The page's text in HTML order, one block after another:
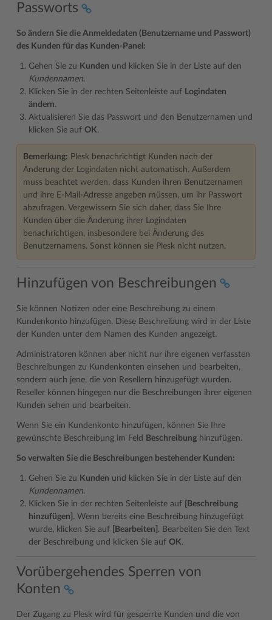
Passworts
So ändern Sie die Anmeldedaten (Benutzername und Passwort)
des Kunden für das Kunden-Panel:
Gehen Sie zu Kunden und klicken Sie in der Liste auf den
Kundennamen.
Klicken Sie in der rechten Seitenleiste auf Logindaten
ändern.
Aktualisieren Sie das Passwort und den Benutzernamen und
klicken Sie auf OK.
Bemerkung: Plesk benachrichtigt Kunden nach der
Änderung der Logindaten nicht automatisch. Außerdem
muss beachtet werden, dass Kunden ihren Benutzernamen
und ihre E-Mail-Adresse angeben müssen, um ihr Passwort
abzufragen. Vergewissern Sie sich daher, dass Sie Ihre
Kunden über die Änderung ihrer Logindaten
benachrichtigen, insbesondere bei Änderung des
Benutzernamens. Sonst können sie Plesk nicht nutzen.
Hinzufügen von Beschreibungen
Sie können Notizen oder eine Beschreibung zu einem
Kundenkonto hinzufügen. Diese Beschreibung wird in der Liste
der Kunden unter dem Namen des Kunden angezeigt.
Administratoren können aber nicht nur ihre eigenen verfassten
Beschreibungen zu Kundenkonten einsehen und bearbeiten,
sondern auch jene, die von Resellern hinzugefügt wurden.
Reseller können hingegen nur die Beschreibungen ihrer eigenen
Kunden sehen und bearbeiten.
Wenn Sie ein Kundenkonto hinzufügen, können Sie Ihre
gewünschte Beschreibung im Feld
Beschreibung hinzufügen.
So verwalten Sie die Beschreibungen bestehender Kunden:
Gehen Sie zu Kunden und klicken Sie in der Liste auf den
Kundennamen.
Klicken Sie in der rechten Seitenleiste auf
[Beschreibung
hinzufügen] . Wenn bereits eine Beschreibung hinzugefügt
wurde, klicken Sie auf
[Bearbeiten] . Bearbeiten Sie den Text
der Beschreibung und klicken Sie auf OK.
Vorübergehendes Sperren von
Konten
Der Zugang zu Plesk wird für gesperrte Kunden und die von